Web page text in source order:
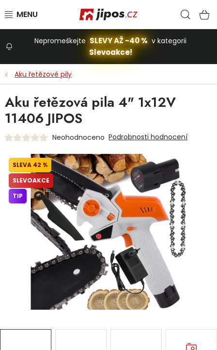
Stavba a dům
Dílna
Domácnost
Dětská hřiště
Autodoplňky
Ochranné pomůcky
Nepromeškejte SLEVY AŽ -40 % v kategorii
Slevoakce!
Aku řetězové pily
Aku řetězová pila 4" 1x12V
11406 JIPOS
Neohodnoceno Podrobnosti hodnocení
42 %
SLEVOAKCE
TIP